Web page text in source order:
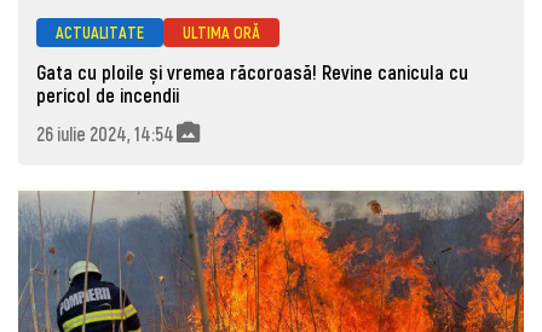
ACTUALITATE ULTIMA ORĂ
Gata cu ploile și vremea răcoroasă! Revine canicula cu
pericol de incendii
26 iulie 2024, 14:54